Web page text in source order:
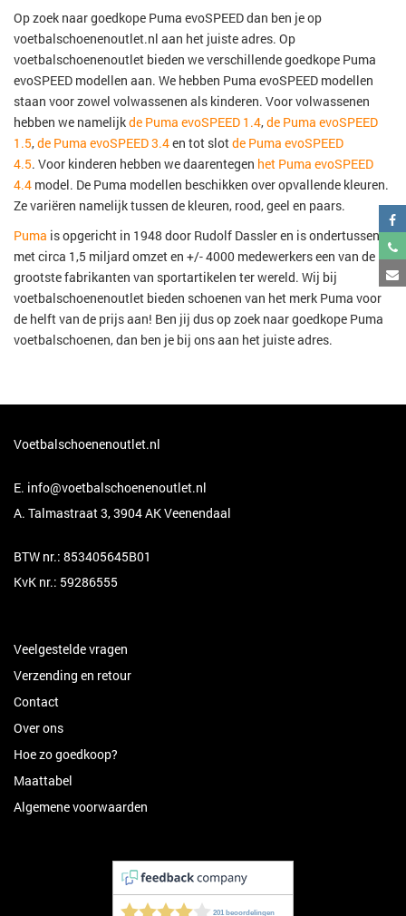
Op zoek naar goedkope Puma evoSPEED dan ben je op
voetbalschoenenoutlet.nl aan het juiste adres. Op
voetbalschoenenoutlet bieden we verschillende goedkope Puma
evoSPEED modellen aan. We hebben Puma evoSPEED modellen
staan voor zowel volwassenen als kinderen. Voor volwassenen
hebben we namelijkde Puma evoSPEED 1.4,de Puma evoSPEED
1.5,de Puma evoSPEED 3.4en tot slotde Puma evoSPEED
4.5. Voor kinderen hebben we daarentegen het Puma evoSPEED
4.4 model. De Puma modellen beschikken over opvallende kleuren.
Ze variëren namelijk tussen de kleuren, rood, geel en paars.
Puma is opgericht in 1948 door Rudolf Dassler en is ondertussen
met circa 1,5 miljard omzet en +/- 4000 medewerkers een van de
grootste fabrikanten van sportartikelen ter wereld. Wij bij
voetbalschoenenoutlet bieden schoenen van het merk Puma voor
de helft van de prijs aan! Ben jij dus op zoek naar goedkope Puma
voetbalschoenen, dan ben je bij ons aan het juiste adres.
Voetbalschoenenoutlet.nl
E. info@voetbalschoenenoutlet.nl
A. Talmastraat 3, 3904 AK Veenendaal
BTW nr.: 853405645B01
KvK nr.: 59286555
Veelgestelde vragen
Verzending en retour
Contact
Over ons
Hoe zo goedkoop?
Maattabel
Algemene voorwaarden